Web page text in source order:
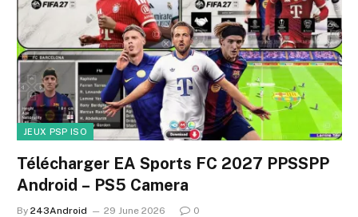
JEUX PSP ISO
Télécharger EA Sports FC 2027 PPSSPP
Android – PS5 Camera
By 243Android 29 June 2026 0